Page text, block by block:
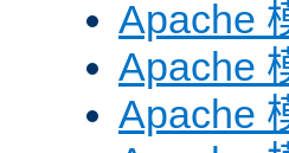
Apache
Apache
Apache